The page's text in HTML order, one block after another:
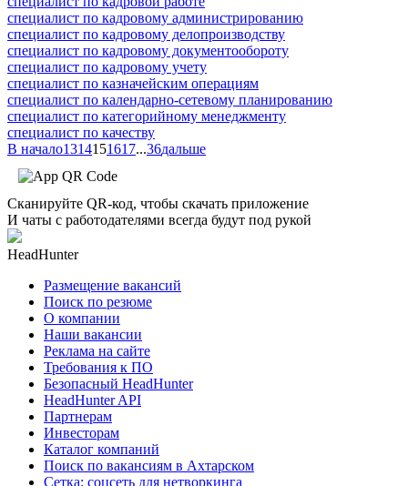
специалист по кадровому администрированию
специалист по кадровому делопроизводству
специалист по кадровому документообороту
специалист по кадровому учету
специалист по казначейским операциям
специалист по календарно-сетевому планированию
специалист по категорийному менеджменту
специалист по качеству
В начало1314151617...36дальше
Сканируйте QR-код, чтобы скачать приложение
И чаты с работодателями всегда будут под рукой
HeadHunter
Размещение вакансий
Поиск по резюме
О компании
Наши вакансии
Реклама на сайте
Требования к ПО
Безопасный HeadHunter
HeadHunter API
Партнерам
Инвесторам
Каталог компаний
Поиск по вакансиям в Ахтарском
Сетка: соцсеть для нетворкинга